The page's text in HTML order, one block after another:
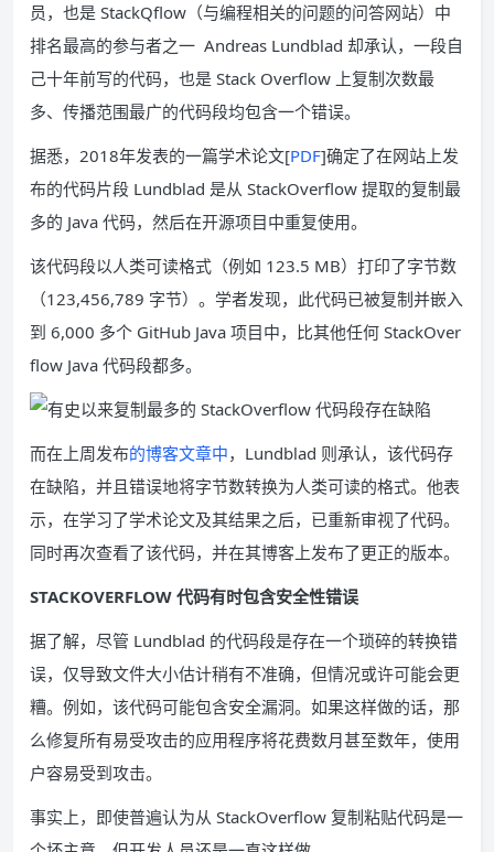
员，也是 StackQflow（与编程相关的问题的问答网站）中
排名最高的参与者之一 Andreas Lundblad 却承认，一段自
己十年前写的代码，也是 Stack Overflow 上复制次数最
多、传播范围最广的代码段均包含一个错误。
据悉，2018年发表的一篇学术论文[PDF]确定了在网站上发
布的代码片段 Lundblad 是从 StackOverflow 提取的复制最
多的 Java 代码，然后在开源项目中重复使用。
该代码段以人类可读格式（例如 123.5 MB）打印了字节数
（123,456,789 字节）。学者发现，此代码已被复制并嵌入
到 6,000 多个 GitHub Java 项目中，比其他任何 StackOver
flow Java 代码段都多。
而在上周发布的博客文章中，Lundblad 则承认，该代码存
在缺陷，并且错误地将字节数转换为人类可读的格式。他表
示，在学习了学术论文及其结果之后，已重新审视了代码。
同时再次查看了该代码，并在其博客上发布了更正的版本。
STACKOVERFLOW 代码有时包含安全性错误
据了解，尽管 Lundblad 的代码段是存在一个琐碎的转换错
误，仅导致文件大小估计稍有不准确，但情况或许可能会更
糟。例如，该代码可能包含安全漏洞。如果这样做的话，那
么修复所有易受攻击的应用程序将花费数月甚至数年，使用
户容易受到攻击。
事实上，即使普遍认为从 StackOverflow 复制粘贴代码是一